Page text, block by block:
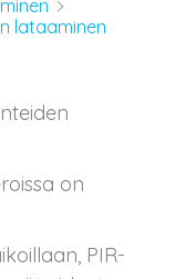
lataaminen
on
PIR-